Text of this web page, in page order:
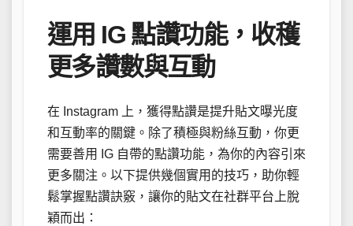
運用 IG 點讚功能，收穫
更多讚數與互動
在 Instagram 上，獲得點讚是提升貼文曝光度
和互動率的關鍵。除了積極與粉絲互動，你更
需要善用 IG 自帶的點讚功能，為你的內容引來
更多關注。以下提供幾個實用的技巧，助你輕
鬆掌握點讚訣竅，讓你的貼文在社群平台上脫
穎而出：